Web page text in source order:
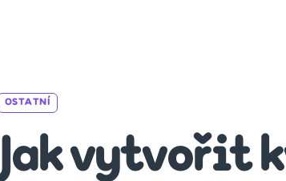
OSTATNÍ
Jak vytvořit